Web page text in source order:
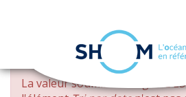
AllerMESSAGE
La valeur soumise changed